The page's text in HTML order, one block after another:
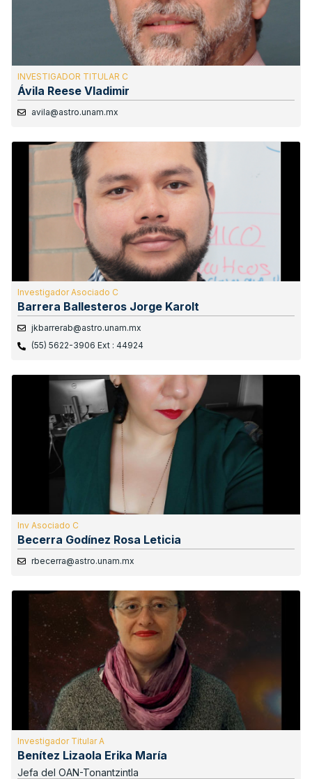
INVESTIGADOR TITULAR C
Ávila Reese Vladimir
avila@astro.unam.mx
Investigador Asociado C
Barrera Ballesteros Jorge Karolt
jkbarrerab@astro.unam.mx
(55) 5622-3906 Ext : 44924
Inv Asociado C
Becerra Godínez Rosa Leticia
rbecerra@astro.unam.mx
Investigador Titular A
Benítez Lizaola Erika María
Jefa del OAN-Tonantzintla